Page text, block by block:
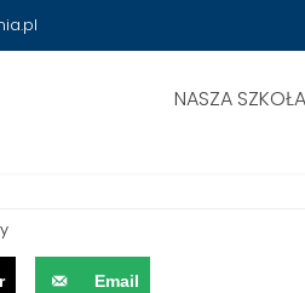
NASZA SZKOŁA
Email